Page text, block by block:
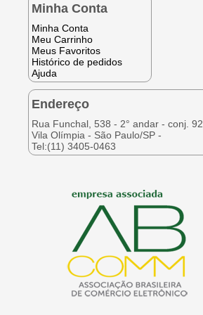
Minha Conta
Minha Conta
Meu Carrinho
Meus Favoritos
Histórico de pedidos
Ajuda
Endereço
Rua Funchal, 538 - 2° andar - conj. 92
Vila Olímpia - São Paulo/SP -
Tel:(11) 3405-0463